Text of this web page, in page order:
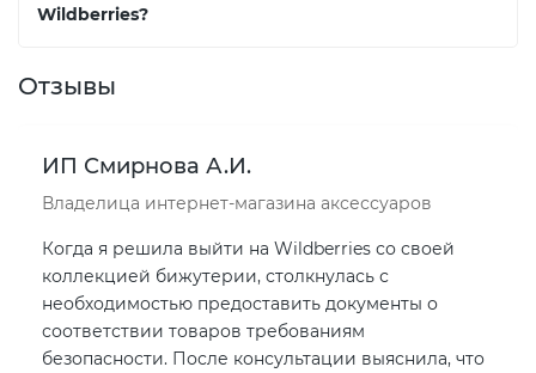
Wildberries?
Отзывы
ИП Смирнова А.И.
Владелица интернет-магазина аксессуаров
Когда я решила выйти на Wildberries со своей
коллекцией бижутерии, столкнулась с
необходимостью предоставить документы о
соответствии товаров требованиям
безопасности. После консультации выяснила, что